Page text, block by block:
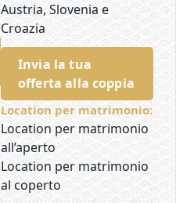
Austria, Slovenia e
Croazia
Invia la tua
offerta alla coppia
Location per matrimonio:
Location per matrimonio
all’aperto
Location per matrimonio
al coperto